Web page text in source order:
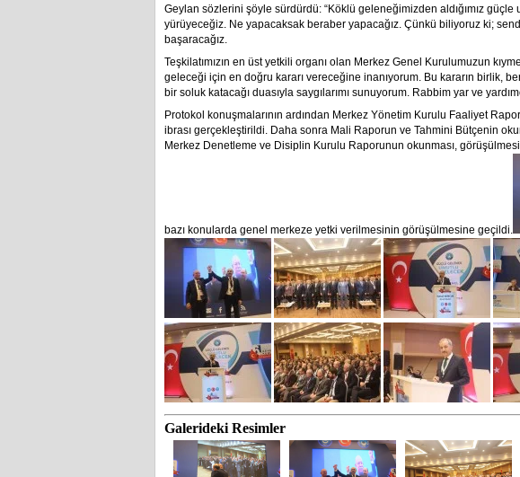
Geylan sözlerini şöyle sürdürdü: “Köklü geleneğimizden aldığımız
yürüyeceğiz. Ne yapacaksak beraber yapacağız. Çünkü biliyoruz ki;
başaracağız.
Teşkilatımızın en üst yetkili organı olan Merkez Genel Kurulumuzun
geleceği için en doğru kararı vereceğine inanıyorum. Bu kararın birlik,
bir soluk katacağı duasıyla saygılarımı sunuyorum. Rabbim yar ve
Protokol konuşmalarının ardından Merkez Yönetim Kurulu Faaliyet
ibrası gerçekleştirildi. Daha sonra Mali Raporun ve Tahmini Bütçenin
Merkez Denetleme ve Disiplin Kurulu Raporunun okunması,
bazı konularda genel merkeze yetki verilmesinin görüşülmesine geçildi.
Galerideki Resimler